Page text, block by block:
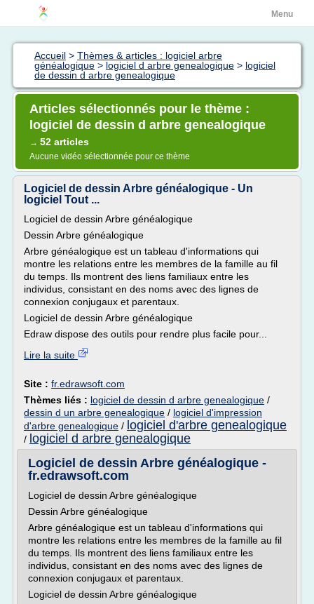
Menu
Accueil > Thèmes & articles : logiciel arbre
généalogique > logiciel d arbre genealogique > logiciel
de dessin d arbre genealogique
Articles sélectionnés pour le thème :
logiciel de dessin d arbre genealogique
→ 52 articles
Aucune vidéo sélectionnée pour ce thème
Logiciel de dessin Arbre généalogique - Un
logiciel Tout ...
Logiciel de dessin Arbre généalogique
Dessin Arbre généalogique
Arbre généalogique est un tableau d'informations qui
montre les relations entre les membres de la famille au fil
du temps. Ils montrent des liens familiaux entre les
individus, consistant en des noms avec des lignes de
connexion conjugaux et parentaux.
Logiciel de dessin Arbre généalogique
Edraw dispose des outils pour rendre plus facile pour...
Lire la suite
Site : fr.edrawsoft.com
Thèmes liés : logiciel de dessin d arbre genealogique /
dessin d un arbre genealogique / logiciel d'impression
d'arbre genealogique / logiciel d'arbre genealogique
/ logiciel d arbre genealogique
Logiciel de dessin Arbre généalogique -
fr.edrawsoft.com
Logiciel de dessin Arbre généalogique
Dessin Arbre généalogique
Arbre généalogique est un tableau d'informations qui
montre les relations entre les membres de la famille au fil
du temps. Ils montrent des liens familiaux entre les
individus, consistant en des noms avec des lignes de
connexion conjugaux et parentaux.
Logiciel de dessin Arbre généalogique